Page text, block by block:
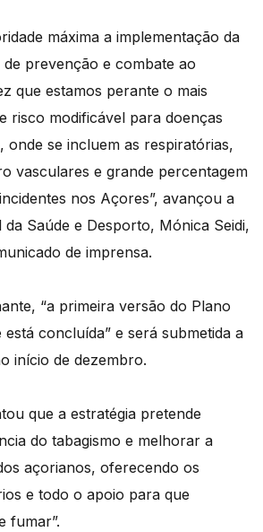
máxima a implementação da
prevenção e combate ao
que estamos perante o mais
risco modificável para doenças
onde se incluem as respiratórias,
vasculares e grande percentagem
nos Açores”, avançou a
Saúde e Desporto, Mónica Seidi,
de imprensa.
“a primeira versão do Plano
está concluída” e será submetida a
início de dezembro.
que a estratégia pretende
do tabagismo e melhorar a
açorianos, oferecendo os
e todo o apoio para que
fumar”.